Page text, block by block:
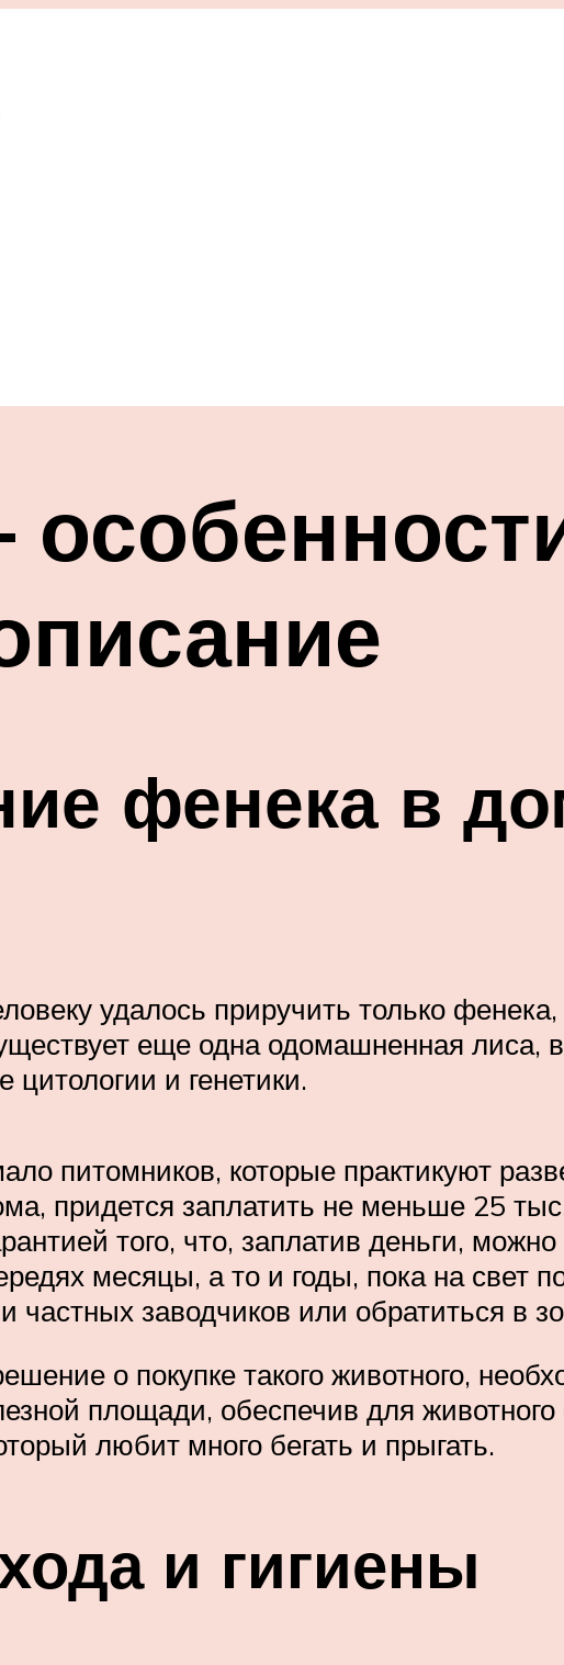
фенека в
удалось приручить только
еще одна одомашненная лиса,
цитологии и генетики.
питомников, которые практикуют
придется заплатить не меньше 25
того, что, заплатив деньги,
месяцы, а то и годы, пока на свет
частных заводчиков или обратиться в
о покупке такого животного,
площади, обеспечив для
любит много бегать и прыгать.
и гигиены